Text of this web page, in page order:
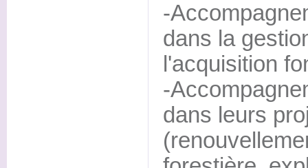
-
dans la
l'acquisition
-
dans leurs